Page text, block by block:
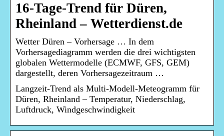
16-Tage-Trend für Düren,
Rheinland – Wetterdienst.de
Wetter Düren – Vorhersage … In dem
Vorhersagediagramm werden die drei wichtigsten
globalen Wettermodelle (ECMWF, GFS, GEM)
dargestellt, deren Vorhersagezeitraum …
Langzeit-Trend als Multi-Modell-Meteogramm für
Düren, Rheinland – Temperatur, Niederschlag,
Luftdruck, Windgeschwindigkeit